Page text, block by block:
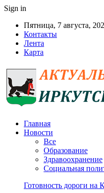
Sign in
Пятница, 7 августа,
Контакты
Лента
Карта
Главная
Новости
Все
Образование
Здравоохранение
Социальная
Готовность дороги на